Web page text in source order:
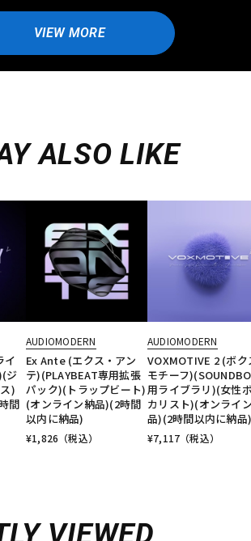
VIEW MORE
ALSO LIKE
イ
ジ
)
間
AUDIOMODERN
Ex Ante (エクス・アン
テ)(PLAYBEAT専用拡張
パック)(トラップビート)
(オンライン納品)(2時間
以内に納品)
¥1,826 （税込）
AUDIOMODERN
VOXMOTIVE 2 (ボク
モチーフ
用ライブラリ)(女性
カリスト)(オンライ
品)(2時間以内に納品
¥7,117 （税込）